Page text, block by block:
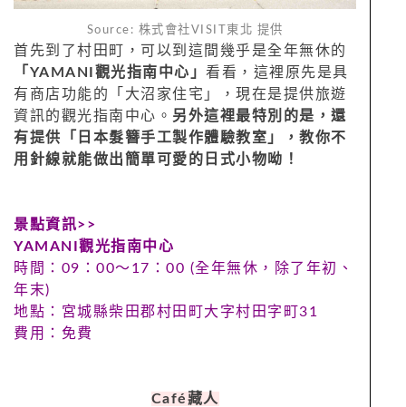
Source: 株式會社VISIT東北 提供
首先到了村田町，可以到這間幾乎是全年無休的
「YAMANI觀光指南中心」 看看，這裡原先是具
有商店功能的「大沼家住宅」，現在是提供旅遊
資訊的觀光指南中心。 另外這裡最特別的是，還
有提供「日本髮簪手工製作體驗教室」，教你不
用針線就能做出簡單可愛的日式小物呦！
景點資訊>>
YAMANI 觀光指南中心
時間：09：00～17：00 (全年無休，除了年初、
年末)
地點：宮城縣柴田郡村田町大字村田字町31
費用：免費
Café藏人